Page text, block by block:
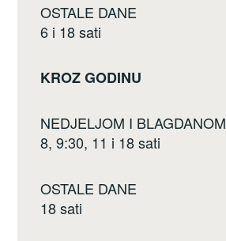
OSTALE DANE
6 i 18 sati
KROZ GODINU
NEDJELJOM I BLAGDANOM
8, 9:30, 11 i 18 sati
OSTALE DANE
18 sati